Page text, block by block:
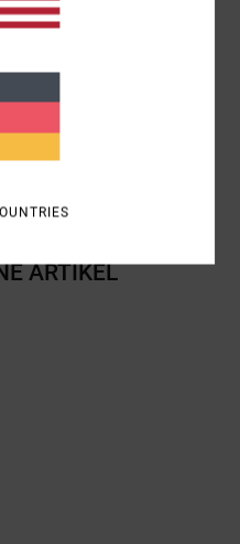
80 % Baumwolle, 20 %
ARTIKEL